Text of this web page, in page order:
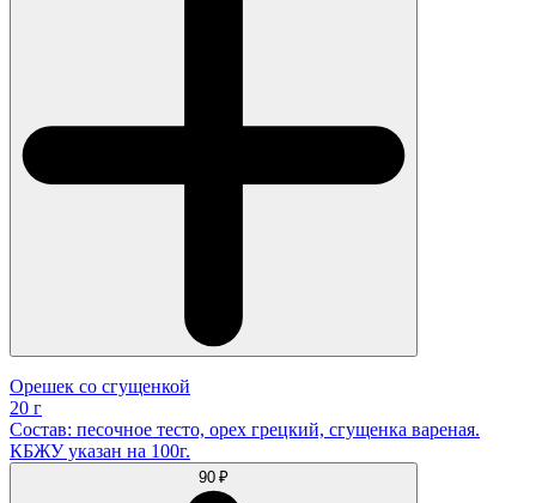
Орешек со сгущенкой
20 г
Состав: песочное тесто, орех грецкий, сгущенка вареная.
КБЖУ указан на 100г.
90 ₽